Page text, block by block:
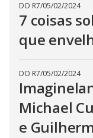
DO R7/05/02/2024
7 coisas
que
DO R7/05/02/2024
Michael
e